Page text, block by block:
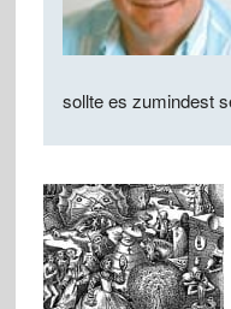
sollte es zumindest